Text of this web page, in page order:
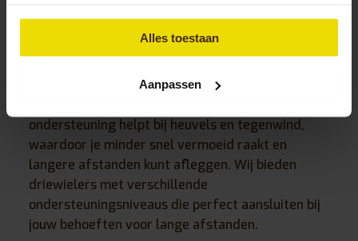
Alles toestaan
Aanpassen
terreinomstandigheden en je energieverbruik
Elektrische trapondersteuning kan een groot
ondersteuning helpt bij heuvels en tegenwind,
waardoor je minder snel vermoeid raakt en
langere afstanden kunt afleggen. Wij bieden
driewielers met verschillende
ondersteuningsniveaus die perfect aansluiten bij
jouw behoeften voor lange afstanden.